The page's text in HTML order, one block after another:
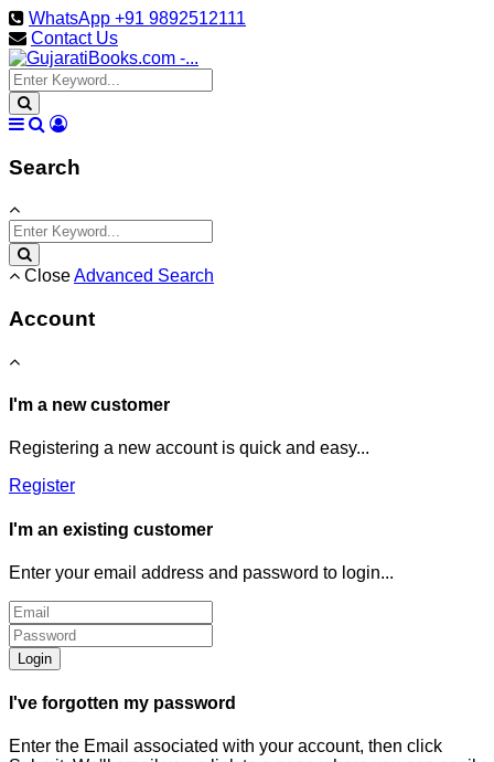
WhatsApp +91 9892512111
Contact Us
Search
CloseAdvanced Search
Account
I'm a new customer
Registering a new account is quick and easy...
Register
I'm an existing customer
Enter your email address and password to login...
Login
I've forgotten my password
Enter the Email associated with your account, then click